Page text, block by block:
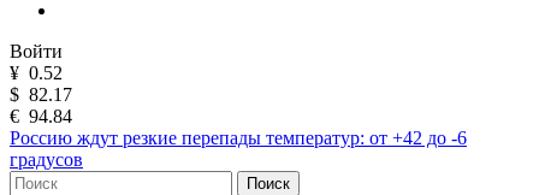
Войти
¥ 0.52
$ 82.17
€ 94.84
Россию ждут резкие перепады температур: от +42 до -6
градусов
Поиск